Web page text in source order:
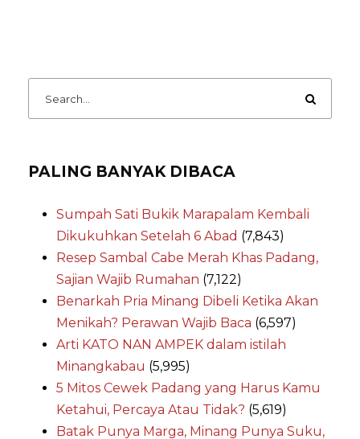
PALING BANYAK DIBACA
Sumpah Sati Bukik Marapalam Kembali
Dikukuhkan Setelah 6 Abad (7,843)
Resep Sambal Cabe Merah Khas Padang,
Sajian Wajib Rumahan (7,122)
Benarkah Pria Minang Dibeli Ketika Akan
Menikah? Perawan Wajib Baca (6,597)
Arti KATO NAN AMPEK dalam istilah
Minangkabau (5,995)
5 Mitos Cewek Padang yang Harus Kamu
Ketahui, Percaya Atau Tidak? (5,619)
Batak Punya Marga, Minang Punya Suku,